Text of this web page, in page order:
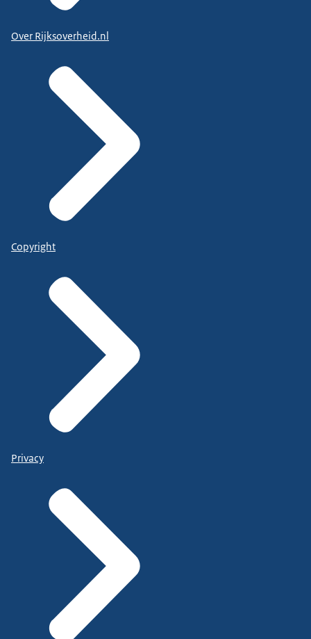
Over Rijksoverheid.nl
Copyright
Privacy